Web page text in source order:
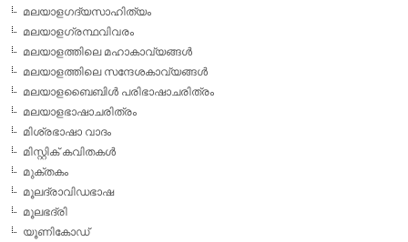
മലയാളഗദ്യസാഹിത്യം
മലയാളഗ്രന്ഥവിവരം
മലയാളത്തിലെ മഹാകാവ്യങ്ങള്‍
മലയാളത്തിലെ സന്ദേശകാവ്യങ്ങള്‍
മലയാളബൈബിള്‍ പരിഭാഷാചരിത്രം
മലയാളഭാഷാചരിത്രം
മിശ്രഭാഷാ വാദം
മിസ്റ്റിക് കവിതകള്‍
മുക്തകം
മൂലദ്രാവിഡഭാഷ
മൂലഭദ്രി
യൂണികോഡ്